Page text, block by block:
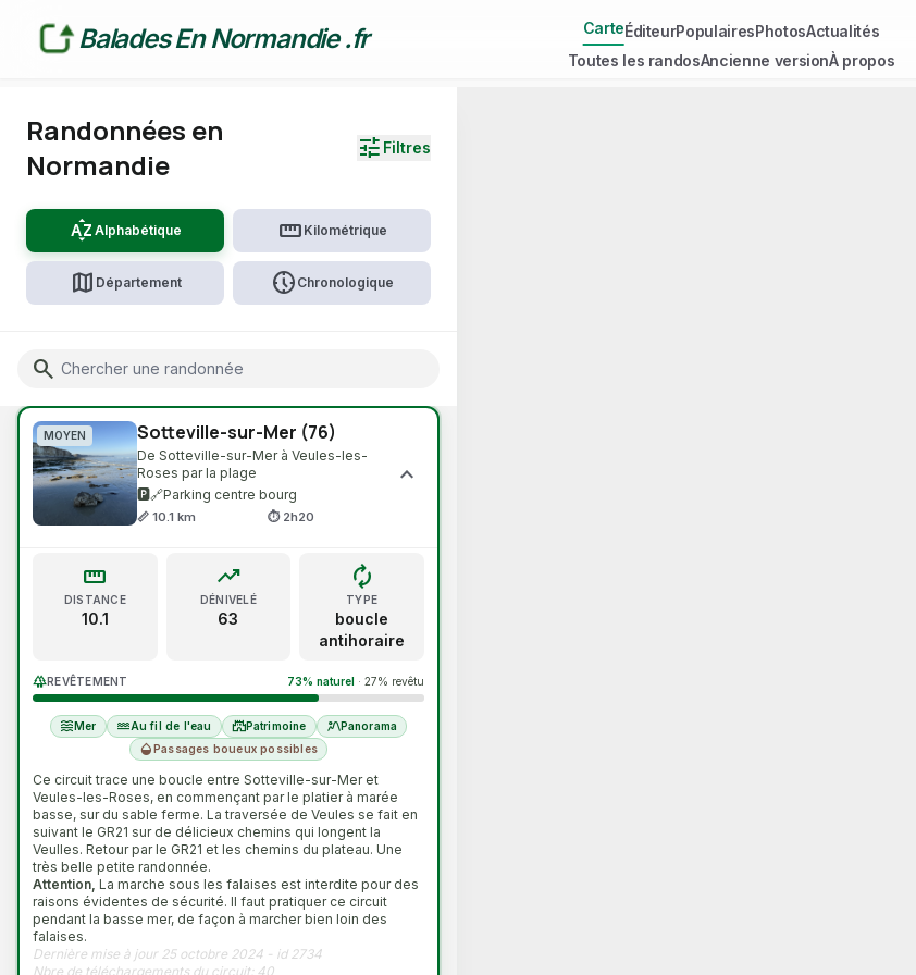
Balades En Normandie .fr CarteÉditeurPopulairesPhotosActualités
Toutes les randosAncienne versionÀ propos
Randonnées en
Normandie
tune Filtres
sort_by_alpha Alphabétique straighten Kilométrique
map Département nest_clock_farsight_analog Chronologique
water_dropPar temps de pluie
elevationMoyen mountain_flagDifficile
ENVIRONNEMENT
forest Forêt wavesBord de mer
water Bocage
deceasedEspace protégé Patrimoine
landscape_2
Famille verifiedCircuit Officiel
heart_checkIncontournable all_inclusiveToutes
Search
🔗 Lien direct vers cette randonnée
MOYEN Sotteville-sur-Mer (76)
De Sotteville-sur-Mer à Veules-les-
Roses par la plage
🅿️🔗Parking centre bourg
📏 10.1 km ⏱ 2h20
expand_more
straighten
DISTANCE
10.1
trending_up
DÉNIVELÉ
63
loop
TYPE
boucle
antihoraire
forestREVÊTEMENT 73% naturel · 27% revêtu
wavesMer waterAu fil de l'eau castlePatrimoine landscape_2Panorama
humidity_midPassages boueux possibles
Ce circuit trace une boucle entre Sotteville-sur-Mer et
Veules-les-Roses, en commençant par le platier à marée
basse, sur du sable ferme. La traversée de Veules se fait en
suivant le GR21 sur de délicieux chemins qui longent la
Veulles. Retour par le GR21 et les chemins du plateau. Une
très belle petite randonnée.
Attention, La marche sous les falaises est interdite pour des
raisons évidentes de sécurité. Il faut pratiquer ce circuit
pendant la basse mer, de façon à marcher bien loin des
falaises.
Dernière mise à jour 25 octobre 2024 - id 2734
Nbre de téléchargements du circuit: 40